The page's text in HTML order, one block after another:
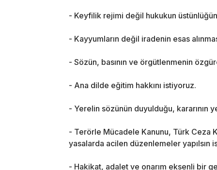
- Keyfilik rejimi değil hukukun
- Kayyumların değil iradenin esas
- Sözün, basının ve örgütlenmenin
- Ana dilde eğitim hakkını istiyoruz.
- Yerelin sözünün duyulduğu,
- Terörle Mücadele Kanunu, Türk Ceza
yasalarda acilen düzenlemeler yapılsın
- Hakikat, adalet ve onarım eksenli bir